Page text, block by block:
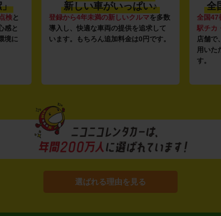
」
検と
感と
境に
新しい車がいっぱい♪
登録から4年未満の新しいクルマを多数
導入し、快適な車両の提供を追求して
います。もちろん追加料金は0円です。
全
全国47
駅チカ
店舗で
用いた
す。
選ばれる理由を見る